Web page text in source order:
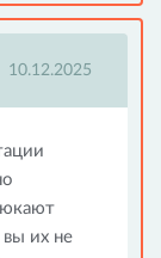
10.12.2025
их не